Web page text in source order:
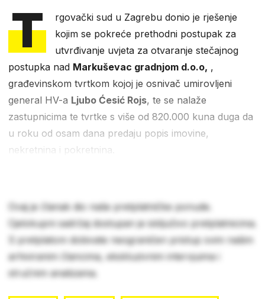
T
rgovački sud u Zagrebu donio je rješenje
kojim se pokreće prethodni postupak za
utvrđivanje uvjeta za otvaranje stečajnog
postupka nad Markuševac gradnjom d.o.o, ,
građevinskom tvrtkom kojoj je osnivač umirovljeni
general HV-a Ljubo Ćesić Rojs, te se nalaže
zastupnicima te tvrtke s više od 820.000 kuna duga da
u roku od osam dana predaju popis imovine,
nekretnina i pokretnina.
Ovaj je članak dio naše pretplatničke ponude.
Cjelokupni sadržaj dostupan je isključivo pretplatnicima.
S pretplatom dobivate neograničen pristup svim našim
arhiviranim člancima, ekskluzivnim intervjuima i
stručnim analizama.